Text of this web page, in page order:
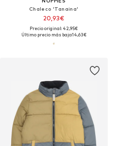
Chaleco 'Tanaina'
20,93€
Precio original: 42,95€
Último precio más bajo:14,63€